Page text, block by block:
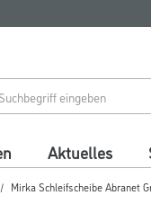
Aktuelles
Mirka Schleifscheibe Abranet